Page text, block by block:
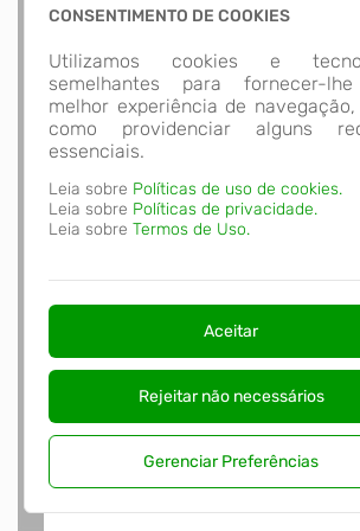
CONSENTIMENTO DE COOKIES
Utilizamos cookies e
semelhantes para fornecer-
melhor experiência de navegação,
como providenciar alguns
essenciais.
Leia sobre Políticas de uso de cookies.
Leia sobre Políticas de privacidade.
Leia sobre Termos de Uso.
Aceitar
Rejeitar não necessários
Gerenciar Preferências
Nota Nacional
Iniciando em 01/01/2026
a obrigatoriedade de
Ambiente de Dados
de Serviço Eletrônicas
entraram em vigor
acesse o link abaixo e saiba
Autoatendimento - MUNICIPIO